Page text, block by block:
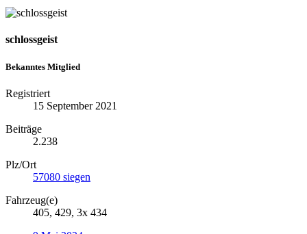
schlossgeist
Bekanntes Mitglied
Registriert
15 September 2021
Beiträge
2.238
Plz/Ort
57080 siegen
Fahrzeug(e)
405, 429, 3x 434